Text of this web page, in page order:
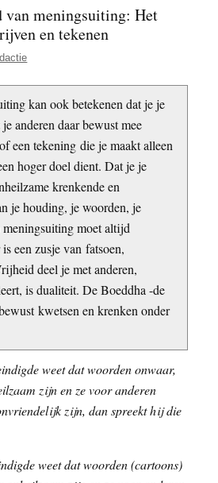
meningsuiting: Het
en tekenen
kan ook betekenen dat je je
anderen daar bewust mee
een tekening die je maakt alleen
hoger doel dient. Dat je je
krenkende en
je houding, je woorden, je
moet altijd
een zusje van fatsoen,
deel je met anderen,
is dualiteit. De Boeddha -de
kwetsen en krenken onder
weet dat woorden onwaar,
zijn en ze voor anderen
zijn, dan spreekt hij die
weet dat woorden (cartoons)